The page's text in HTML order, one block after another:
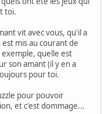
toi.
vit avec vous, qu'il a
mis au courant de
exemple, quelle est
son amant (il y en a
pour toi.
pour pouvoir
et c'est dommage...